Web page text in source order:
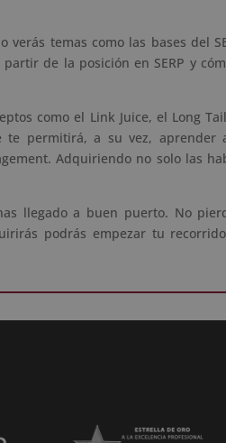
temas como las bases del
de la posición en SERP y
como el Link Juice, el Long
te permitirá, a su vez, aprender
Adquiriendo no solo las
llegado a buen puerto. No
podrás empezar tu